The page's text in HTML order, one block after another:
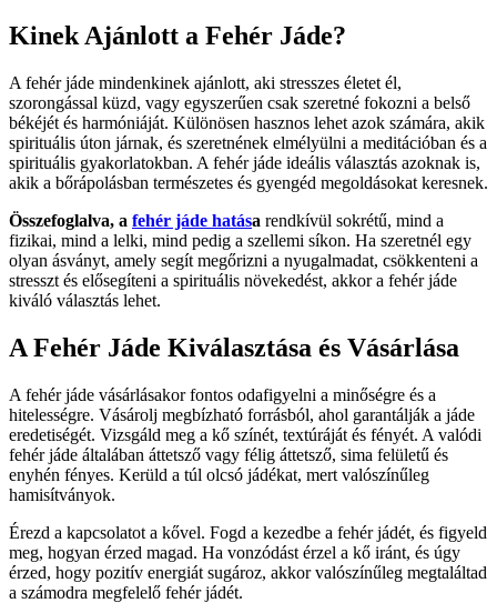
Kinek Ajánlott a Fehér Jáde?
A fehér jáde mindenkinek ajánlott, aki stresszes életet él,
szorongással küzd, vagy egyszerűen csak szeretné fokozni a belső
békéjét és harmóniáját. Különösen hasznos lehet azok számára, akik
spirituális úton járnak, és szeretnének elmélyülni a meditációban és a
spirituális gyakorlatokban. A fehér jáde ideális választás azoknak is,
akik a bőrápolásban természetes és gyengéd megoldásokat keresnek.
Összefoglalva, a fehér jáde hatása rendkívül sokrétű, mind a
fizikai, mind a lelki, mind pedig a szellemi síkon. Ha szeretnél egy
olyan ásványt, amely segít megőrizni a nyugalmadat, csökkenteni a
stresszt és elősegíteni a spirituális növekedést, akkor a fehér jáde
kiváló választás lehet.
A Fehér Jáde Kiválasztása és Vásárlása
A fehér jáde vásárlásakor fontos odafigyelni a minőségre és a
hitelességre. Vásárolj megbízható forrásból, ahol garantálják a jáde
eredetiségét. Vizsgáld meg a kő színét, textúráját és fényét. A valódi
fehér jáde általában áttetsző vagy félig áttetsző, sima felületű és
enyhén fényes. Kerüld a túl olcsó jádékat, mert valószínűleg
hamisítványok.
Érezd a kapcsolatot a kővel. Fogd a kezedbe a fehér jádét, és figyeld
meg, hogyan érzed magad. Ha vonzódást érzel a kő iránt, és úgy
érzed, hogy pozitív energiát sugároz, akkor valószínűleg megtaláltad
a számodra megfelelő fehér jádét.